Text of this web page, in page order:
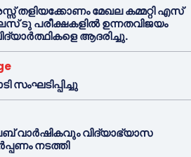
മേഖല കമ്മറ്റി എസ്
ടു പരീക്ഷകളിൽ ഉന്നതവിജയം
ആദരിച്ചു.
സംഘടിപ്പിച്ചു
വാർഷികവും വിദ്യാഭ്യാസ
നടത്തി